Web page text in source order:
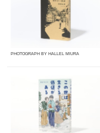
PHOTOGRAPH BY HALLEL MIURA